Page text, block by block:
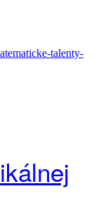
talenty-